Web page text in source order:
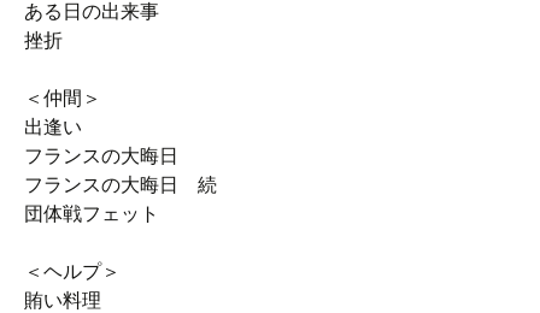
ある日の出来事
挫折
＜仲間＞
出逢い
フランスの大晦日
フランスの大晦日 続
団体戦フェット
＜ヘルプ＞
賄い料理